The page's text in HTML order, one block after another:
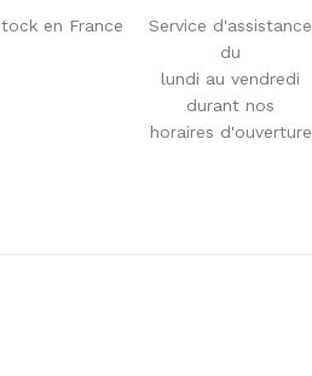
en France
Service d'assistance
du
lundi au vendredi
durant nos
horaires d'ouverture